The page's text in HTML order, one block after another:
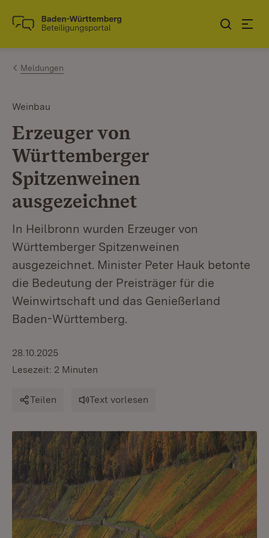
Zum Inhalt springen
Link zur Startseite
Meldungen
Weinbau
Erzeuger von
Württemberger
Spitzenweinen
ausgezeichnet
In Heilbronn wurden Erzeuger von
Württemberger Spitzenweinen
ausgezeichnet. Minister Peter Hauk betonte
die Bedeutung der Preisträger für die
Weinwirtschaft und das Genießerland
Baden-Württemberg.
28.10.2025
Lesezeit: 2 Minuten
Teilen Text vorlesen